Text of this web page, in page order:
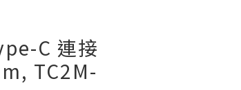
C 連接
TC2M-